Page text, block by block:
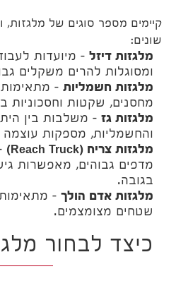
קיימים מספר סוגים של
שונים:
מלגזות דיזל – מיועדות
ומסוגלות להרים משקלים
מלגזות חשמליות –
מחסנים, שקטות וחסכוניות
מלגזות גז – משלבות בין
והחשמליות, מספקות
מלגזות צריח (Reach Truck)
מדפים גבוהים, מאפשרות
בגובה.
מלגזות אדם הולך –
שטחים מצומצמים.
כיצד לבחור